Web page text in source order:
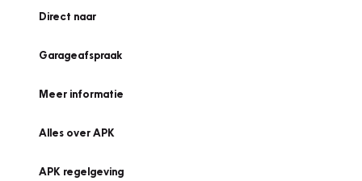
Direct naar
Garageafspraak
Meer informatie
Alles over APK
APK regelgeving